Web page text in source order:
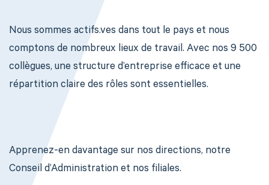
Nous sommes actifs.ves dans tout le pays et nous
comptons de nombreux lieux de travail. Avec nos 9 500
collègues, une structure d’entreprise efficace et une
répartition claire des rôles sont essentielles.
Apprenez-en davantage sur nos directions, notre
Conseil d’Administration et nos filiales.​